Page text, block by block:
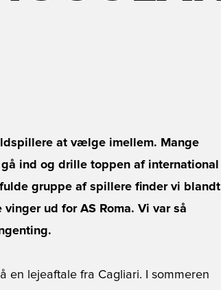
at vælge imellem. Mange
ind og drille toppen af international
gruppe af spillere finder vi blandt
ud for AS Roma. Vi var så
en lejeaftale fra Cagliari. I sommeren